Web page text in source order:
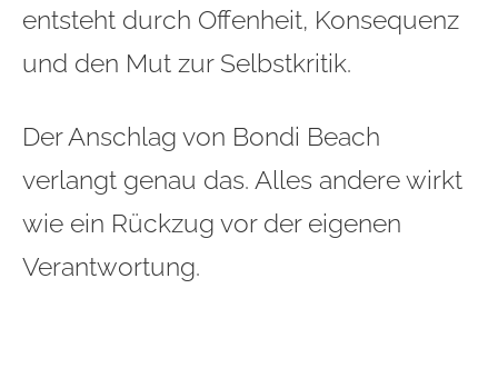
entsteht durch Offenheit, Konsequenz
und den Mut zur Selbstkritik.
Der Anschlag von Bondi Beach
verlangt genau das. Alles andere wirkt
wie ein Rückzug vor der eigenen
Verantwortung.